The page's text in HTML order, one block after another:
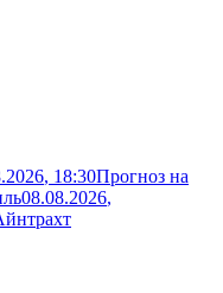
, 18:30Прогноз на
08.08.2026,